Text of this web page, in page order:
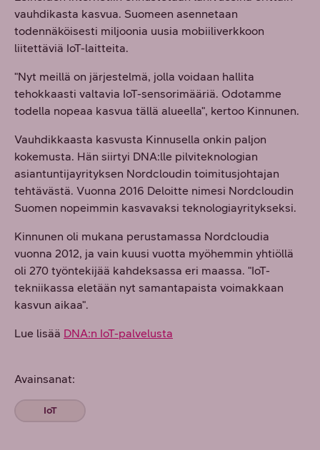
vauhdikasta kasvua. Suomeen asennetaan
todennäköisesti miljoonia uusia mobiiliverkkoon
liitettäviä IoT-laitteita.
"Nyt meillä on järjestelmä, jolla voidaan hallita
tehokkaasti valtavia IoT-sensorimääriä. Odotamme
todella nopeaa kasvua tällä alueella", kertoo Kinnunen.
Vauhdikkaasta kasvusta Kinnusella onkin paljon
kokemusta. Hän siirtyi DNA:lle pilviteknologian
asiantuntijayrityksen Nordcloudin toimitusjohtajan
tehtävästä. Vuonna 2016 Deloitte nimesi Nordcloudin
Suomen nopeimmin kasvavaksi teknologiayritykseksi.
Kinnunen oli mukana perustamassa Nordcloudia
vuonna 2012, ja vain kuusi vuotta myöhemmin yhtiöllä
oli 270 työntekijää kahdeksassa eri maassa. "IoT-
tekniikassa eletään nyt samantapaista voimakkaan
kasvun aikaa".
Lue lisää DNA:n IoT-palvelusta
Avainsanat:
IoT